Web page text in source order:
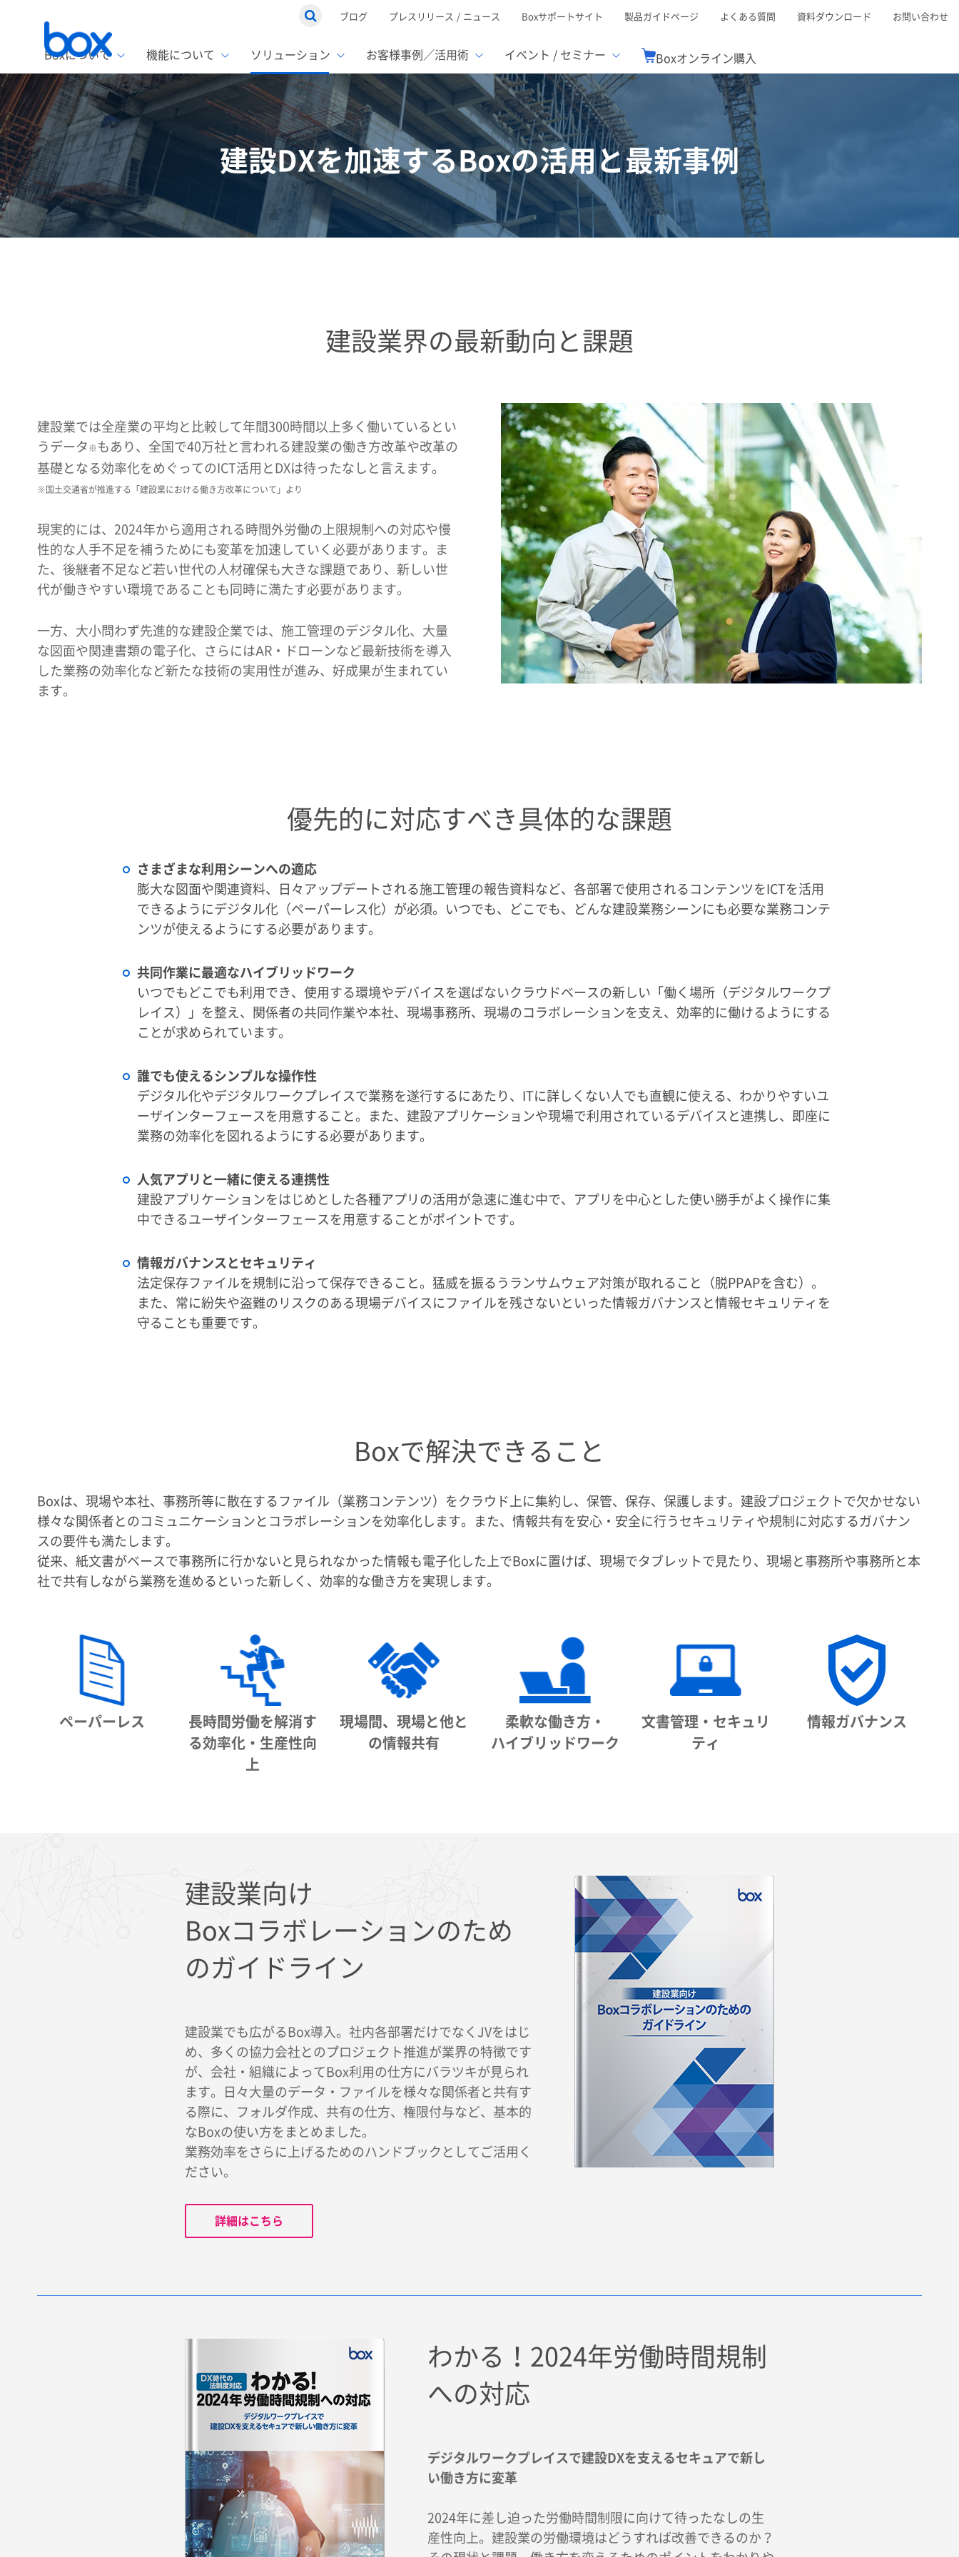
ブログ プレスリリース / ニュース Boxサポートサイト 製品ガイドページ よくある質問 資料ダウンロード お問い合わせ
Boxについて
Boxとは
Boxの特徴
ストレージ容量無制限
リモートワーク対応
コスト削減
安全なファイル共有
AIエージェントの活用
業務の自動化
Boxが選ばれる理由
Boxの価格
Box製品セミナー
外部からの評価
機能について
Boxの機能TOP
Box Enterprise
Advanced
Box AI
Box Extract
Box Apps
Box Doc Gen
Box Forms
Box Sign
Box Automate
連携サービスTOP
Microsoft連携
Google連携
Salesforce連携
kintone連携
ソリューション
ソリューション
課題別 業種別
ファイルサーバー容量ひっ迫
情報の脱サイロ化
情シスの運用負担軽減
ペーパーレス化
コンサルティング
BJCCコミュニティ
（次世代のシステムを考えるコミュニティ）
お客様事例／活用術
お客様活用事例
企業規模で選ぶ
1名〜500名
501名〜2,000名
2,001名〜5,000名
5,001名〜
クラウドストレージ
新しい働き方
イベント / セミナー
製品セミナーTOP イベント・セミナーTOP イベント・セミナーレポート
Boxオンライン購入
建設DXを加速するBoxの活用と最新事例
建設業界の最新動向と課題
建設業では全産業の平均と比較して年間300時間以上多く働いているとい
うデータ ※ もあり、全国で40万社と言われる建設業の働き方改革や改革の
基礎となる効率化をめぐってのICT活用とDXは待ったなしと言えます。
※国土交通省が推進する「建設業における働き方改革について」より
現実的には、2024年から適用される時間外労働の上限規制への対応や慢
性的な人手不足を補うためにも変革を加速していく必要があります。ま
た、後継者不足など若い世代の人材確保も大きな課題であり、新しい世
代が働きやすい環境であることも同時に満たす必要があります。
一方、大小問わず先進的な建設企業では、施工管理のデジタル化、大量
な図面や関連書類の電子化、さらにはAR・ドローンなど最新技術を導入
した業務の効率化など新たな技術の実用性が進み、好成果が生まれてい
ます。
優先的に対応すべき具体的な課題
さまざまな利用シーンへの適応
膨大な図面や関連資料、日々アップデートされる施工管理の報告資料など、各部署で使用されるコンテンツをICTを活用
できるようにデジタル化（ペーパーレス化）が必須。いつでも、どこでも、どんな建設業務シーンにも必要な業務コンテ
ンツが使えるようにする必要があります。
共同作業に最適なハイブリッドワーク
いつでもどこでも利用でき、使用する環境やデバイスを選ばないクラウドベースの新しい「働く場所（デジタルワークプ
レイス）」を整え、関係者の共同作業や本社、現場事務所、現場のコラボレーションを支え、効率的に働けるようにする
ことが求められています。
誰でも使えるシンプルな操作性
デジタル化やデジタルワークプレイスで業務を遂行するにあたり、ITに詳しくない人でも直観に使える、わかりやすいユ
ーザインターフェースを用意すること。また、建設アプリケーションや現場で利用されているデバイスと連携し、即座に
業務の効率化を図れるようにする必要があります。
人気アプリと一緒に使える連携性
建設アプリケーションをはじめとした各種アプリの活用が急速に進む中で、アプリを中心とした使い勝手がよく操作に集
中できるユーザインターフェースを用意することがポイントです。
情報ガバナンスとセキュリティ
法定保存ファイルを規制に沿って保存できること。猛威を振るうランサムウェア対策が取れること（脱PPAPを含む）。
また、常に紛失や盗難のリスクのある現場デバイスにファイルを残さないといった情報ガバナンスと情報セキュリティを
守ることも重要です。
Boxで解決できること
Boxは、現場や本社、事務所等に散在するファイル（業務コンテンツ）をクラウド上に集約し、保管、保存、保護します。建設プロジェクトで欠かせない
様々な関係者とのコミュニケーションとコラボレーションを効率化します。また、情報共有を安心・安全に行うセキュリティや規制に対応するガバナン
スの要件も満たします。
従来、紙文書がベースで事務所に行かないと見られなかった情報も電子化した上でBoxに置けば、現場でタブレットで見たり、現場と事務所や事務所と本
社で共有しながら業務を進めるといった新しく、効率的な働き方を実現します。
ペーパーレス
長時間労働を解消す
る効率化・生産性向
上
現場間、現場と他と
の情報共有
柔軟な働き方・
ハイブリッドワーク
文書管理・セキュリ
ティ
情報ガバナンス
建設業向け
Boxコラボレーションのため
のガイドライン
建設業でも広がるBox導入。社内各部署だけでなくJVをはじ
め、多くの協力会社とのプロジェクト推進が業界の特徴です
が、会社・組織によってBox利用の仕方にバラツキが見られ
ます。日々大量のデータ・ファイルを様々な関係者と共有す
る際に、フォルダ作成、共有の仕方、権限付与など、基本的
なBoxの使い方をまとめました。
業務効率をさらに上げるためのハンドブックとしてご活用く
ださい。
詳細はこちら
わかる！2024年労働時間規制
への対応
デジタルワークプレイスで建設DXを支えるセキュアで新し
い働き方に変革
2024年に差し迫った労働時間制限に向けて待ったなしの生
産性向上。 建設業の労働環境はどうすれば改善できるのか？